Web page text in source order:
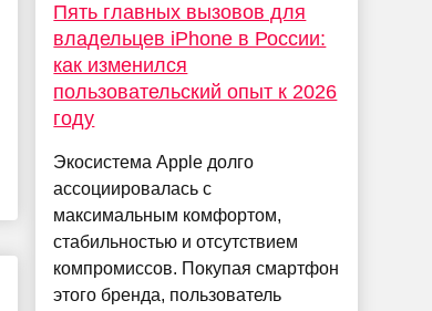
Пять главных вызовов для
владельцев iPhone в России:
как изменился
пользовательский опыт к 2026
году
Экосистема Apple долго
ассоциировалась с
максимальным комфортом,
стабильностью и отсутствием
компромиссов. Покупая смартфон
этого бренда, пользователь